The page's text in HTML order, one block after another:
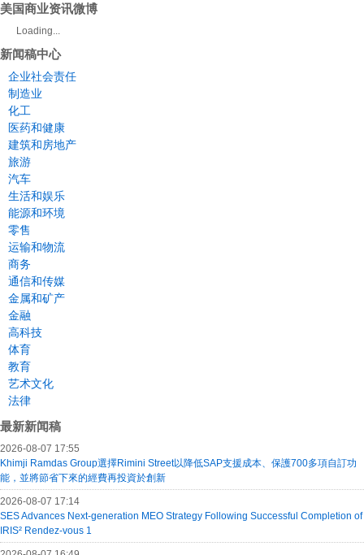
美国商业资讯微博
Loading...
新闻稿中心
企业社会责任
制造业
化工
医药和健康
建筑和房地产
旅游
汽车
生活和娱乐
能源和环境
零售
运输和物流
商务
通信和传媒
金属和矿产
金融
高科技
体育
教育
艺术文化
法律
最新新闻稿
2026-08-07 17:55
Khimji Ramdas Group選擇Rimini Street以降低SAP支援成本、保護700多項自訂功
能，並將節省下來的經費再投資於創新
2026-08-07 17:14
SES Advances Next-generation MEO Strategy Following Successful Completion of
IRIS² Rendez-vous 1